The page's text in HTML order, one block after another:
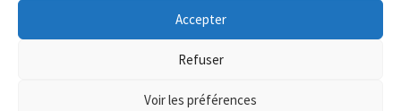
Accepter
Refuser
Voir les préférences
The physical record shop will be closed from july 30th to
august 17th included. Online orders will start shipping on
august 18th.